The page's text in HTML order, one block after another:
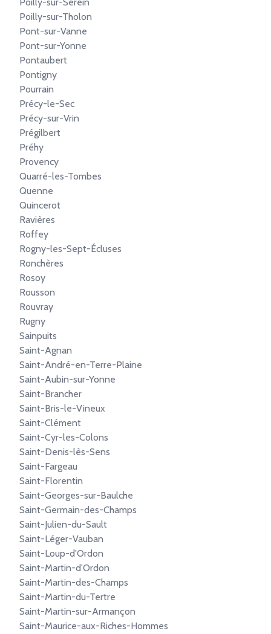
Poilly-sur-Tholon
Pont-sur-Vanne
Pont-sur-Yonne
Pontaubert
Pontigny
Pourrain
Précy-le-Sec
Précy-sur-Vrin
Prégilbert
Préhy
Provency
Quarré-les-Tombes
Quenne
Quincerot
Ravières
Roffey
Rogny-les-Sept-Écluses
Ronchères
Rosoy
Rousson
Rouvray
Rugny
Sainpuits
Saint-Agnan
Saint-André-en-Terre-Plaine
Saint-Aubin-sur-Yonne
Saint-Brancher
Saint-Bris-le-Vineux
Saint-Clément
Saint-Cyr-les-Colons
Saint-Denis-lès-Sens
Saint-Fargeau
Saint-Florentin
Saint-Georges-sur-Baulche
Saint-Germain-des-Champs
Saint-Julien-du-Sault
Saint-Léger-Vauban
Saint-Loup-d'Ordon
Saint-Martin-d'Ordon
Saint-Martin-des-Champs
Saint-Martin-du-Tertre
Saint-Martin-sur-Armançon
Saint-Maurice-aux-Riches-Hommes